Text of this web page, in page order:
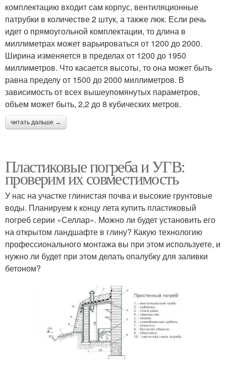
комплектацию входит сам корпус, вентиляционные
патрубки в количестве 2 штук, а также люк. Если речь
идет о прямоугольной комплектации, то длина в
миллиметрах может варьироваться от 1200 до 2000.
Ширина изменяется в пределах от 1200 до 1950
миллиметров. Что касается высоты, то она может быть
равна пределу от 1500 до 2000 миллиметров. В
зависимость от всех вышеупомянутых параметров,
объем может быть, 2,2 до 8 кубических метров.
читать дальше →
Пластиковые погреба и УГВ:
проверим их совместимость
У нас на участке глинистая почва и высокие грунтовые
воды. Планируем к концу лета купить пластиковый
погреб серии «Селлар». Можно ли будет установить его
на открытом ландшафте в глину? Какую технологию
профессионального монтажа вы при этом используете, и
нужно ли будет при этом делать опалубку для заливки
бетоном?